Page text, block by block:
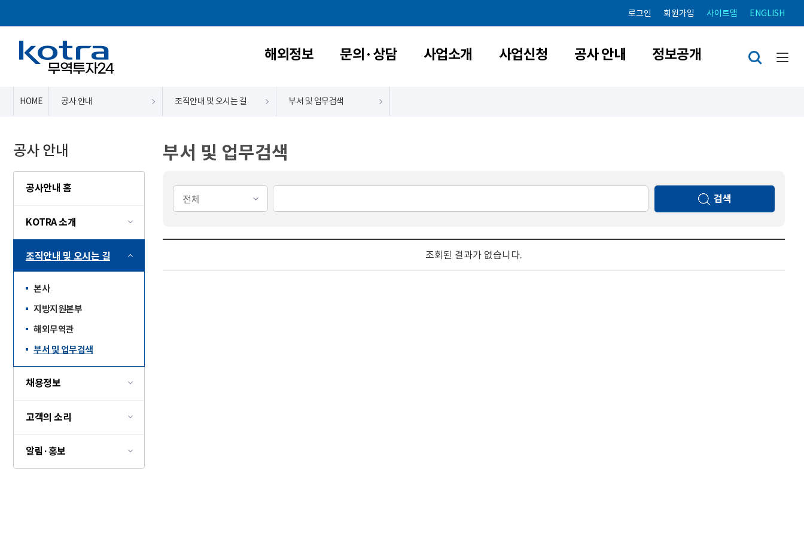
로그인 회원가입 사이트맵 ENGLISH
해외정보 문의·상담 사업소개 사업신청 공사 안내 정보공개
공사 안내
공사안내 홈
KOTRA 소개
조직안내 및 오시는 길
본사
지방지원본부
해외무역관
부서 및 업무검색
채용정보
고객의 소리
알림·홍보
HOME 공사 안내 조직안내 및 오시는 길 부서 및 업무검색
부서 및 업무검색
검색
조회된 결과가 없습니다.